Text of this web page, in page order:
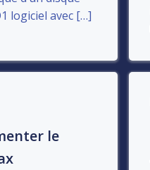
logiciel avec […]
le